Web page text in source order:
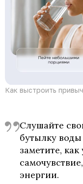
Как выстроить
Слушайте
бутылку
заметите,
энергии.